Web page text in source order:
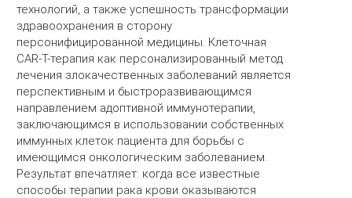
технологий, а также успешность трансформации
здравоохранения в сторону
персонифицированной медицины. Клеточная
CAR-T-терапия как персонализированный метод
лечения злокачественных заболеваний является
перспективным и быстроразвивающимся
направлением адоптивной иммунотерапии,
заключающимся в использовании собственных
иммунных клеток пациента для борьбы с
имеющимся онкологическим заболеванием.
Результат впечатляет: когда все известные
способы терапии рака крови оказываются